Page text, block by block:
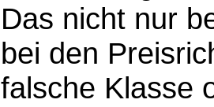
Das nicht nur
bei den
falsche Klasse